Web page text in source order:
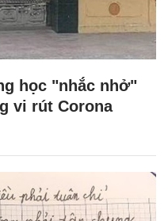
học "nhắc nhở"
vi rút Corona